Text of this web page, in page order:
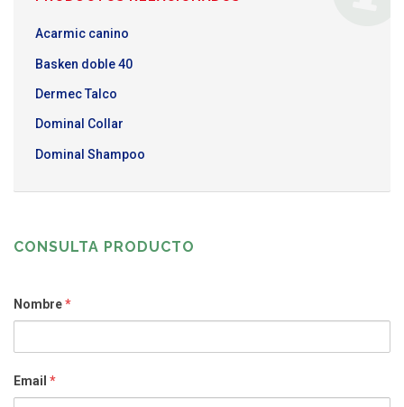
Acarmic canino
Basken doble 40
Dermec Talco
Dominal Collar
Dominal Shampoo
CONSULTA PRODUCTO
Nombre*
Email *